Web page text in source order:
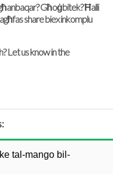
Għoġbitek? Ħalli
share biex inkomplu
Let us know in the
tal-mango bil-